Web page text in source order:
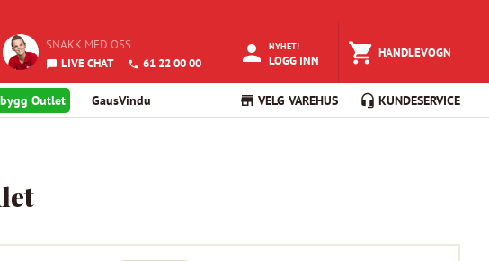
SNAKK MED OSS
LIVE CHAT
61 22 00 00
NYHET!
LOGG INN HANDLEVOGN
Outlet GausVindu VELG VAREHUS KUNDESERVICE